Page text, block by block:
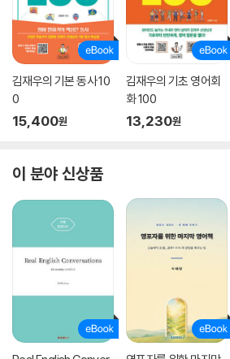
김재우의 기본 동사 10
0
15,400원
김재우의 기초 영어회
화 100
13,230원
이 분야 신상품